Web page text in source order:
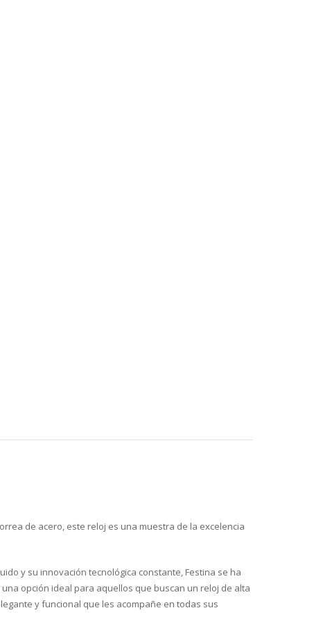
de acero, este reloj es una muestra de la excelencia
y su innovación tecnológica constante, Festina se ha
opción ideal para aquellos que buscan un reloj de alta
y funcional que les acompañe en todas sus